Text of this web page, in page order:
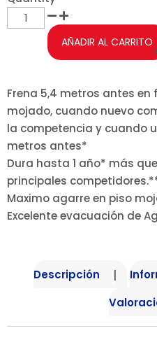
AÑADIR AL CARRITO
Frena 5,4 metros antes en
mojado, cuando nuevo
la competencia y cuando
metros antes*
Dura hasta 1 año* más
principales
Maximo agarre en piso
Excelente evacuación de
Descripción